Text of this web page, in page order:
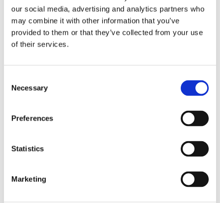
our social media, advertising and analytics partners who
may combine it with other information that you’ve
provided to them or that they’ve collected from your use
of their services.
Selection
Necessary
Preferences
Statistics
Marketing
högt kostnadstryck